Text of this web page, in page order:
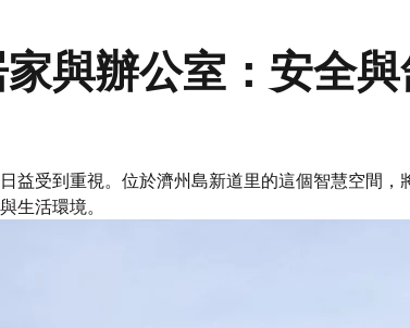
與辦公室：安全
益受到重視。位於濟州島新道里的這個智慧空間，
生活環境。